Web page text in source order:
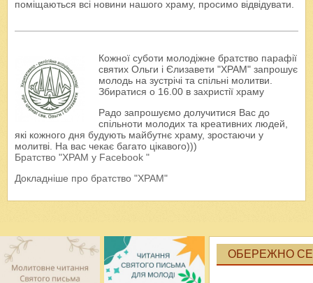
поміщаються всі новини нашого храму, просимо відвідувати.
Кожної суботи молодіжне братство парафії
святих Ольги і Єлизавети "ХРАМ" запрошує
молодь на зустрічі та спільні молитви.
Збиратися о 16.00 в захристії храму
Радо запрошуємо долучитися Вас до
спільноти молодих та креативних людей,
які кожного дня будують майбутнє храму, зростаючи у
молитві. На вас чекає багато цікавого)))
Братство "ХРАМ у Facebook "
Докладніше про братство "ХРАМ"
ОБЕРЕЖНО